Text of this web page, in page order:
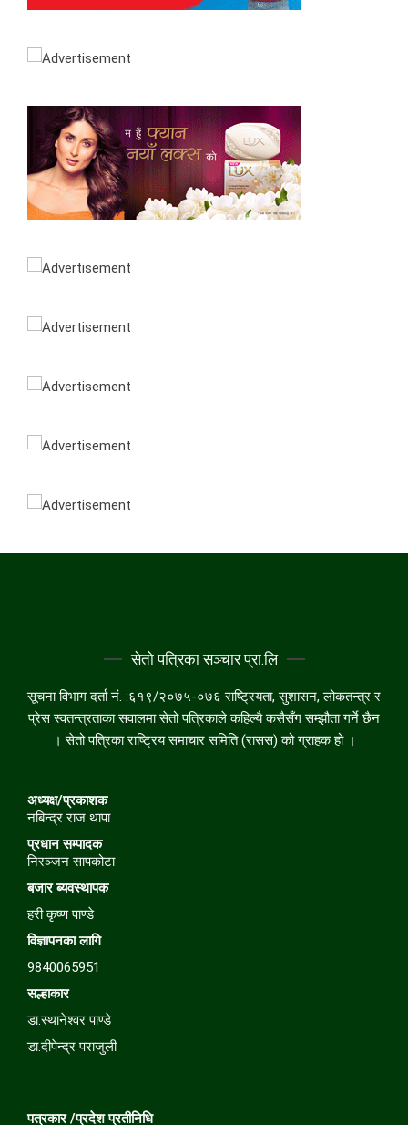
सेतो पत्रिका सञ्चार प्रा.लि
सूचना विभाग दर्ता नं. :६१९/२०७५-०७६ राष्ट्रियता, सुशासन, लोकतन्त्र र
प्रेस स्वतन्त्रताका सवालमा सेतो पत्रिकाले कहिल्यै कसैसँग सम्झौता गर्ने छैन
। सेतो पत्रिका राष्ट्रिय समाचार समिति (रासस) को ग्राहक हो ।
अध्यक्ष/प्रकाशक
नबिन्द्र राज थापा
प्रधान सम्पादक
निरञ्जन सापकोटा
बजारब्यवस्थापक
हरी कृष्ण पाण्डे
विज्ञापनका लागि
9840065951
सल्हाकार
डा.स्थानेश्वर पाण्डे
डा.दीपेन्द्र पराजुली
पत्रकार /प्रदेश प्रतीनिधि